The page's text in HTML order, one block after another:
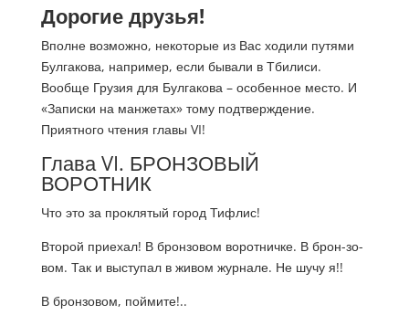
Дорогие друзья!
Вполне возможно, некоторые из Вас ходили путями
Булгакова, например, если бывали в Тбилиси.
Вообще Грузия для Булгакова – особенное место. И
«Записки на манжетах» тому подтверждение.
Приятного чтения главы VI!
Глава VI. БРОНЗОВЫЙ
ВОРОТНИК
Что это за проклятый город Тифлис!
Второй приехал! В бронзовом воротничке. В брон-зо-
вом. Так и выступал в живом журнале. Не шучу я!!
В бронзовом, поймите!..